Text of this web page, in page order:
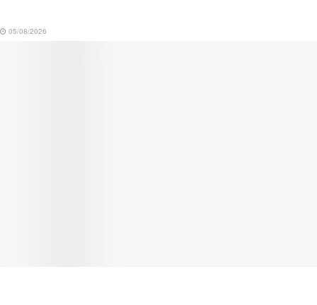
05/08/2026